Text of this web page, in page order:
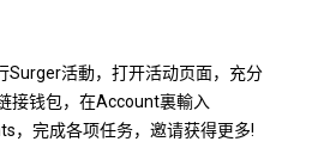
活動，打开活动页面，充分
接钱包，在Account裏輸入
，完成各项任务，邀请获得更多!